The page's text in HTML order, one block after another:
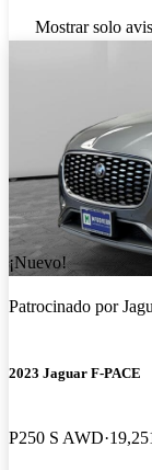
Mostrar solo
¡Nuevo!
Patrocinado por
2023 Jaguar F-PACE
P250 S AWD